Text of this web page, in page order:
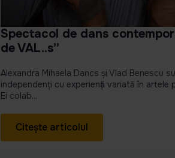
Spectacol de dans
de VAL..s”
Alexandra Mihaela Dancs și Vlad Benescu
independenți cu experiență variată în artele
Ei colab...
Citește articolul